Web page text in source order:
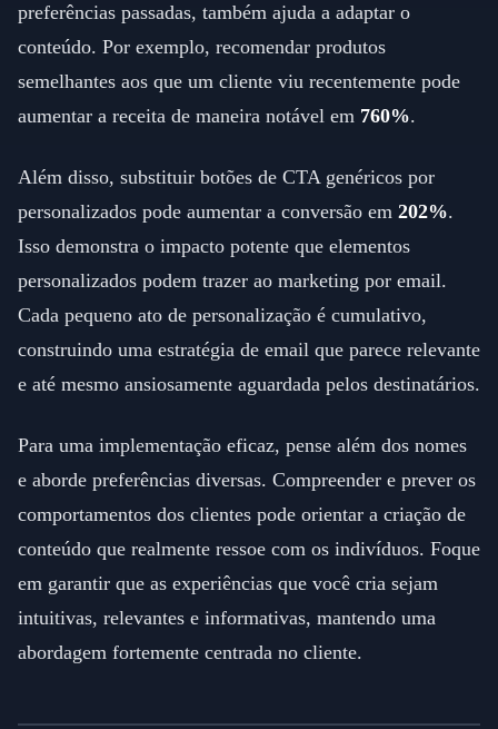
preferências passadas, também ajuda a adaptar o
conteúdo. Por exemplo, recomendar produtos
semelhantes aos que um cliente viu recentemente pode
aumentar a receita de maneira notável em 760%.
Além disso, substituir botões de CTA genéricos por
personalizados pode aumentar a conversão em 202%.
Isso demonstra o impacto potente que elementos
personalizados podem trazer ao marketing por email.
Cada pequeno ato de personalização é cumulativo,
construindo uma estratégia de email que parece relevante
e até mesmo ansiosamente aguardada pelos destinatários.
Para uma implementação eficaz, pense além dos nomes
e aborde preferências diversas. Compreender e prever os
comportamentos dos clientes pode orientar a criação de
conteúdo que realmente ressoe com os indivíduos. Foque
em garantir que as experiências que você cria sejam
intuitivas, relevantes e informativas, mantendo uma
abordagem fortemente centrada no cliente.